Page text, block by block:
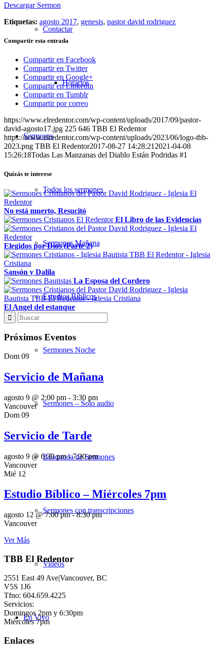
Contactar
Horarios
Sermones
Todos los sermones
Sermones Mañana
Estudios Bíblicos
Sermones Noche
Sermones – Solo audio
Búsqueda de Sermones
Sermones con transcripciones
Videos
En Vivo
Descargar Sermon
Etiquetas: agosto 2017, genesis, pastor david rodriguez
Compartir esta entrada
Compartir en Facebook
Compartir en Twitter
Compartir en Google+
Compartir en Linkedin
Compartir en Tumblr
Compartir por correo
https://www.elredentor.com/wp-content/uploads/2017/09/pastor-
david-agosto17.jpg 225 646 TBB El Redentor
https://www.elredentor.com/wp-content/uploads/2023/06/logo-tbb-
2023.png TBB El Redentor2017-08-27 14:28:21 2021-04-08
15:26:18Todas Las Manzanas del Diablo Están Podridas #1
Quizás te interese
No está muerto, Resucitó
El Libro de las Evidencias
Elegidos por Dios (Parte 2)
Sansón y Dalila
La Esposa del Cordero
El Angel del estanque
Próximos Eventos
Dom 09
Servicio de Mañana
agosto 9 @ 2:00 pm - 3:30 pm
Vancouver
Dom 09
Servicio de Tarde
agosto 9 @ 6:30 pm-7:30 pm
Vancouver
Mié 12
Estudio Bíblico – Miércoles 7pm
agosto 12 @ 7:00 pm-8:30 pm
Vancouver
Ver Más
TBB El Redentor
2551 East 49 Ave|Vancouver, BC
V5S 1J6
Tfno: 604.659.4225
Servicios:
Domingos 2pm y 6:30pm
Miércoles 7pm
Enlaces